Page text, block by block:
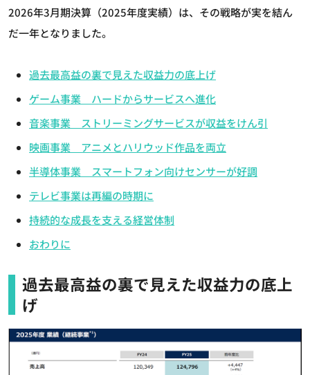
2026年3月期決算（2025年度実績）は、その戦略が実を結ん
だ一年となりました。
過去最高益の裏で見えた収益力の底上げ
ゲーム事業 ハードからサービスへ進化
音楽事業 ストリーミングサービスが収益をけん引
映画事業 アニメとハリウッド作品を両立
半導体事業 スマートフォン向けセンサーが好調
テレビ事業は再編の時期に
持続的な成長を支える経営体制
おわりに
過去最高益の裏で見えた収益力の底上
げ